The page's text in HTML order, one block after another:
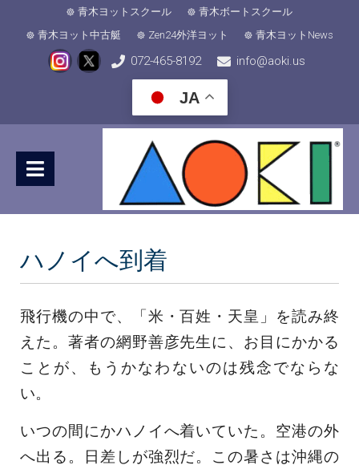
青木ヨットスクール
青木ボートスクール
青木ヨット中古艇
Zen24外洋ヨット 青木ヨットNews
072-465-8192 info@aoki.us
JA
ハノイへ到着
飛行機の中で、「米・百姓・天皇」を読み終
えた。著者の網野善彦先生に、お目にかかる
ことが、もうかなわないのは残念でならな
い。
いつの間にかハノイへ着いていた。空港の外
へ出る。日差しが強烈だ。この暑さは沖縄の